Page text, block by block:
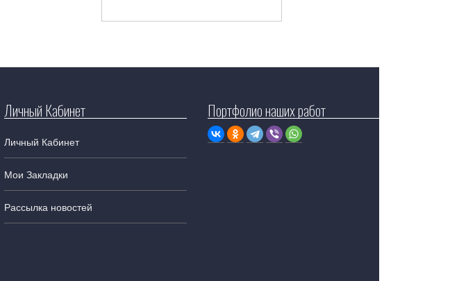
Личный Кабинет
Личный Кабинет
Мои Закладки
Рассылка новостей
Портфолио наших работ